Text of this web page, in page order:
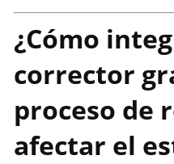
¿Cómo
corrector
proceso de
afectar el